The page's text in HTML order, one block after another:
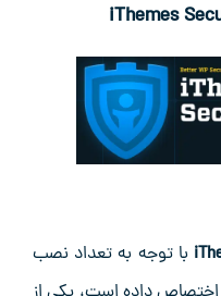
iThemes
با توجه به تعداد نصب